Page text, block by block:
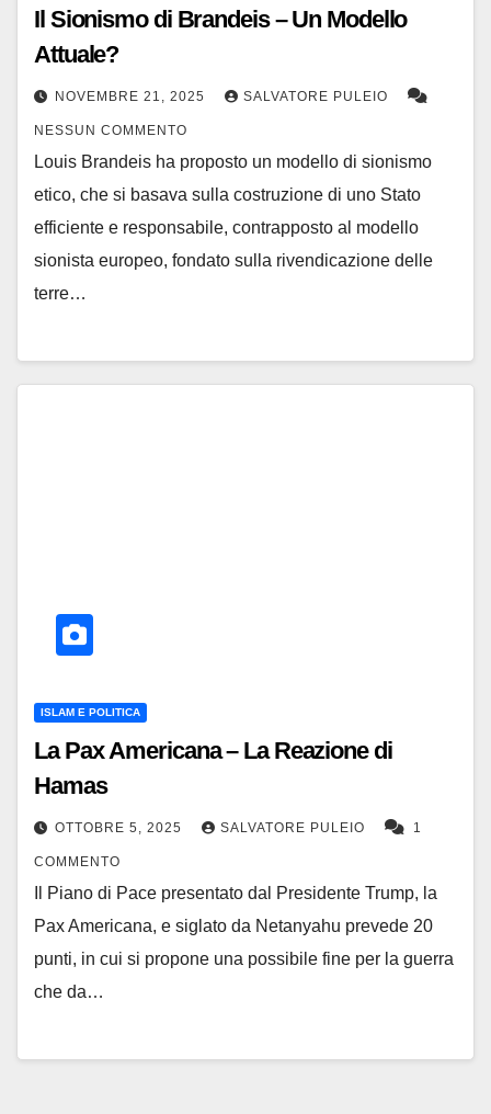
Il Sionismo di Brandeis – Un Modello
Attuale?
NOVEMBRE 21, 2025 SALVATORE PULEIO
NESSUN COMMENTO
Louis Brandeis ha proposto un modello di sionismo
etico, che si basava sulla costruzione di uno Stato
efficiente e responsabile, contrapposto al modello
sionista europeo, fondato sulla rivendicazione delle
terre…
ISLAM E POLITICA
La Pax Americana – La Reazione di
Hamas
OTTOBRE 5, 2025 SALVATORE PULEIO 1
COMMENTO
Il Piano di Pace presentato dal Presidente Trump, la
Pax Americana, e siglato da Netanyahu prevede 20
punti, in cui si propone una possibile fine per la guerra
che da…